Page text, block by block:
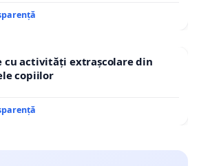
cu activități extrașcolare din
copiilor